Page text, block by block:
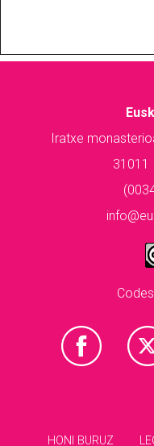
Iratxe
31011
HONI BURUZ